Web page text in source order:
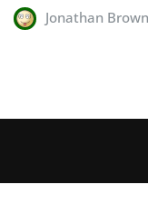
Jonathan Brown